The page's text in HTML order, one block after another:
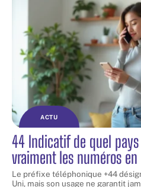
ACTU
44 Indicatif de quel
vraiment les numéros
Le préfixe téléphonique +44
Uni, mais son usage ne garantit